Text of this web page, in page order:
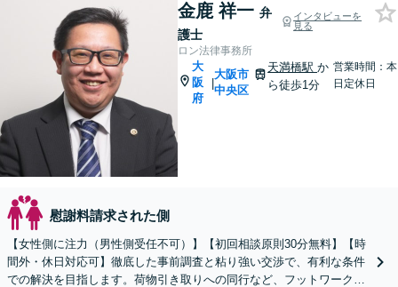
金鹿 祥一 弁
護士
インタビューを
見る
ロン法律事務所
大
阪
府
|
大阪市
中央区
天満橋駅か
ら徒歩1分
営業時間：本
日定休日
慰謝料請求された側
【女性側に注力（男性側受任不可）】【初回相談原則30分無料】【時
間外・休日対応可】徹底した事前調査と粘り強い交渉で、有利な条件
での解決を目指します。荷物引き取りへの同行など、フットワーク軽